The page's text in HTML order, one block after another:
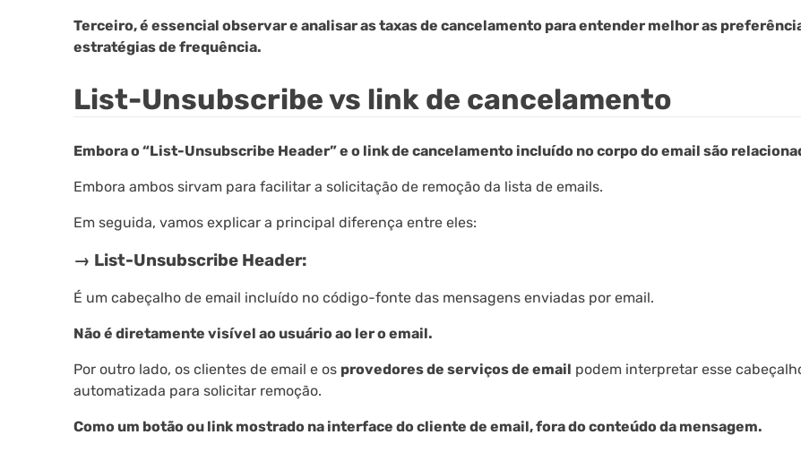
Terceiro, é essencial observar e analisar as taxas de cancelamento para entender melhor as
estratégias de frequência.
List-Unsubscribe vs link de cancelamento
Embora o “List-Unsubscribe Header” e o link de cancelamento incluído no corpo do email são
Embora ambos sirvam para facilitar a solicitação de remoção da lista de emails.
Em seguida, vamos explicar a principal diferença entre eles:
→ List-Unsubscribe Header:
É um cabeçalho de email incluído no código-fonte das mensagens enviadas por email.
Não é diretamente visível ao usuário ao ler o email.
Por outro lado, os clientes de email e os provedores de serviços de email podem interpretar esse
automatizada para solicitar remoção.
Como um botão ou link mostrado na interface do cliente de email, fora do conteúdo da mensagem.